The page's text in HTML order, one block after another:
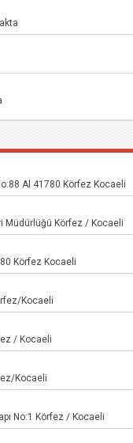
Al 41780 Körfez Kocaeli
Müdürlüğü Körfez / Kocaeli
Körfez Kocaeli
Kocaeli
/ Kocaeli
Kocaeli
No:1 Körfez / Kocaeli